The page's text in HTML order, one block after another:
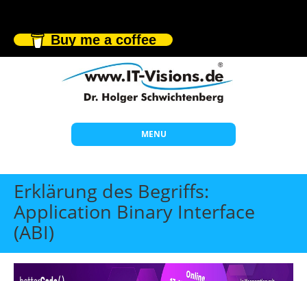
Buy me a coffee
MENU
Start
Themen
Offene Seminare
Erklärung des Begriffs:
Application Binary Interface
(ABI)